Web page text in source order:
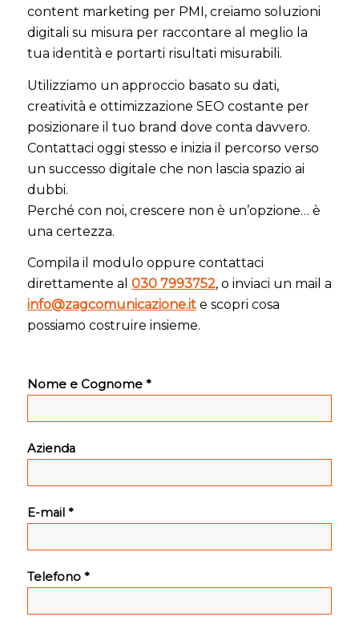
content marketing per PMI, creiamo soluzioni
digitali su misura per raccontare al meglio la
tua identità e portarti risultati misurabili.
Utilizziamo un approccio basato su dati,
creatività e ottimizzazione SEO costante per
posizionare il tuo brand dove conta davvero.
Contattaci oggi stesso e inizia il percorso verso
un successo digitale che non lascia spazio ai
dubbi.
Perché con noi, crescere non è un’opzione… è
una certezza.
Compila il modulo oppure contattaci
direttamente al 030 7993752, o inviaci un mail a
info@zagcomunicazione.it e scopri cosa
possiamo costruire insieme.
Nome e Cognome *
Azienda
E-mail *
Telefono *